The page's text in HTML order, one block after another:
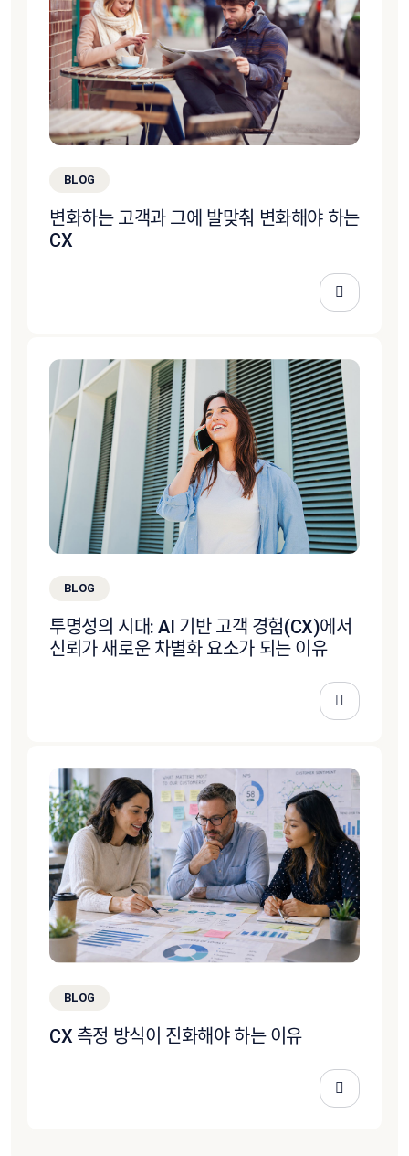
BLOG
변화하는 고객과 그에 발맞춰 변화해야 하는
CX
BLOG
투명성의 시대: AI 기반 고객 경험(CX)에서
신뢰가 새로운 차별화 요소가 되는 이유
BLOG
CX 측정 방식이 진화해야 하는 이유